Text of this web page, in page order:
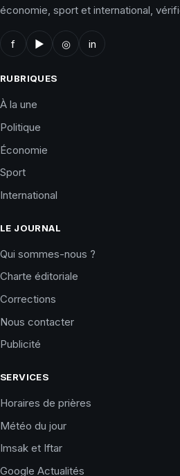
économie, sport et international,
f ▶ ◎ in
RUBRIQUES
À la une
Politique
Économie
Sport
International
LE JOURNAL
Qui sommes-nous ?
Charte éditoriale
Corrections
Nous contacter
Publicité
SERVICES
Horaires de prières
Météo du jour
Imsak et Iftar
Google Actualités